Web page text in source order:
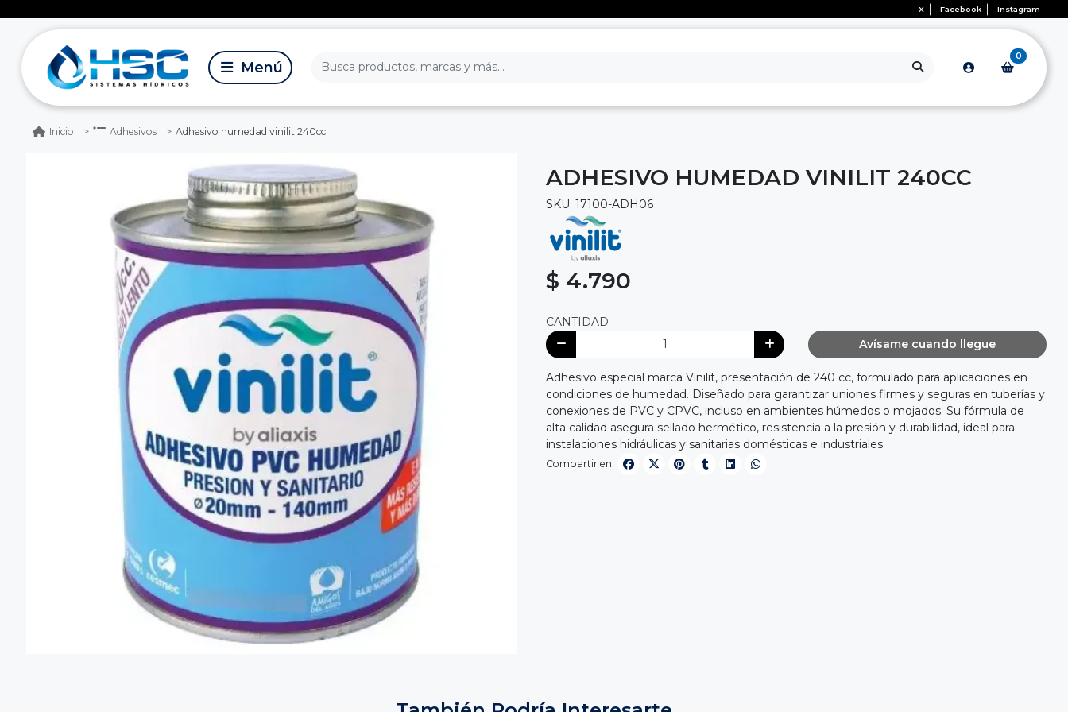
X Facebook Instagram
0
Inicio Adhesivos Adhesivo humedad vinilit 240cc
ADHESIVO HUMEDAD VINILIT 240CC
SKU: 17100-ADH06
$ 4.790
CANTIDAD
Avísame cuando llegue
Adhesivo especial marca Vinilit, presentación de 240 cc, formulado para aplicaciones en
condiciones de humedad. Diseñado para garantizar uniones firmes y seguras en tuberías y
conexiones de PVC y CPVC, incluso en ambientes húmedos o mojados. Su fórmula de
alta calidad asegura sellado hermético, resistencia a la presión y durabilidad, ideal para
instalaciones hidráulicas y sanitarias domésticas e industriales.
Compartir en: